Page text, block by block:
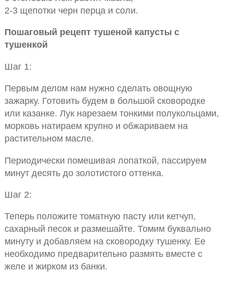
2-3 щепотки черн перца и соли.
Пошаговый рецепт тушеной капусты с
тушенкой
Шаг 1:
Первым делом нам нужно сделать овощную
зажарку. Готовить будем в большой сковородке
или казанке. Лук нарезаем тонкими полукольцами,
морковь натираем крупно и обжариваем на
растительном масле.
Периодически помешивая лопаткой, пассируем
минут десять до золотистого оттенка.
Шаг 2:
Теперь положите томатную пасту или кетчуп,
сахарный песок и размешайте. Томим буквально
минуту и добавляем на сковородку тушенку. Ее
необходимо предварительно размять вместе с
желе и жирком из банки.